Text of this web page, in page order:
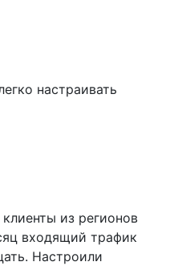
настраивать
из регионов
входящий трафик
Настроили